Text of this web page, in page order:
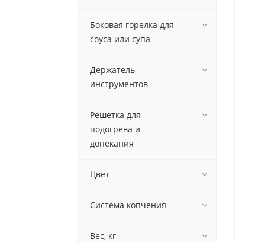
Боковая горелка для
соуса или супа
Держатель
инструментов
Решетка для
подогрева и
допекания
Цвет
Система копчения
Вес, кг